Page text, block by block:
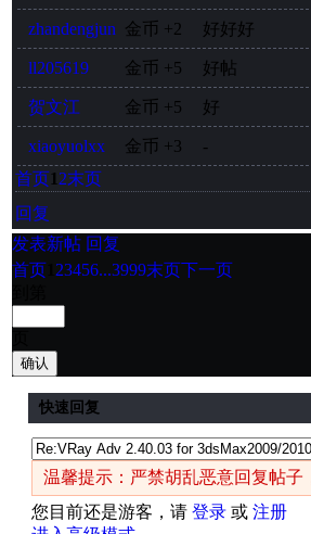
zhandengjun 金币 +2 好好好
ll205619 金币 +5 好帖
贺文江 金币 +5 好
xiaoyuolxx 金币 +3
-
首页1 2末页
回复
发表新帖 回复
首页 23456...3999末页下一页
确认
快速回复
温馨提示：严禁胡乱恶意回复帖
您目前还是游客，请 登录 或 注册